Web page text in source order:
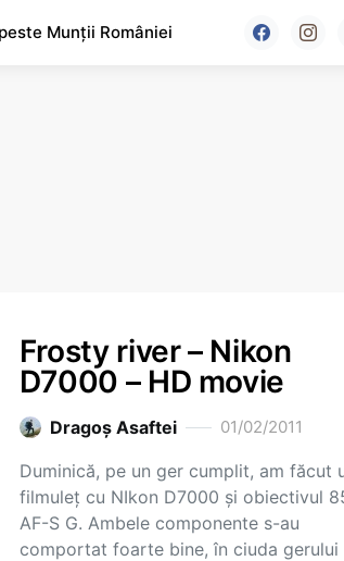
Munții României
Frosty river – Nikon
D7000 – HD movie
Dragoş Asaftei 01/02/2011
Duminică, pe un ger cumplit, am făcut
filmuleţ cu NIkon D7000 şi obiectivul
AF-S G. Ambele componente s-au
comportat foarte bine, în ciuda gerului